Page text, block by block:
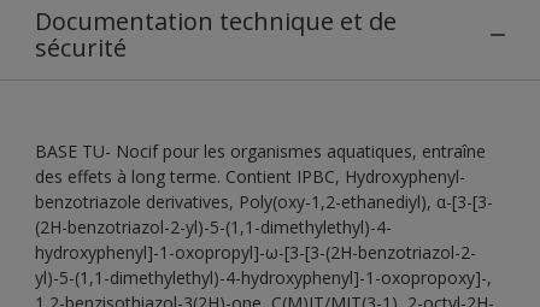
Documentation technique et de
sécurité
BASE TU- Nocif pour les organismes aquatiques, entraîne
des effets à long terme. Contient IPBC, Hydroxyphenyl-
benzotriazole derivatives, Poly(oxy-1,2-ethanediyl), α-[3-[3-
(2H-benzotriazol-2-yl)-5-(1,1-dimethylethyl)-4-
hydroxyphenyl]-1-oxopropyl]-ω-[3-[3-(2H-benzotriazol-2-
yl)-5-(1,1-dimethylethyl)-4-hydroxyphenyl]-1-oxopropoxy]-,